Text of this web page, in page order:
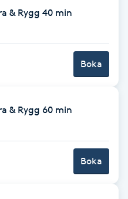
& Rygg 40 min
Boka
& Rygg 60 min
Boka